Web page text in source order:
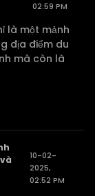
02:59 PM
là một mảnh
địa điểm du
mà còn là
10-02-
2025,
02:52 PM